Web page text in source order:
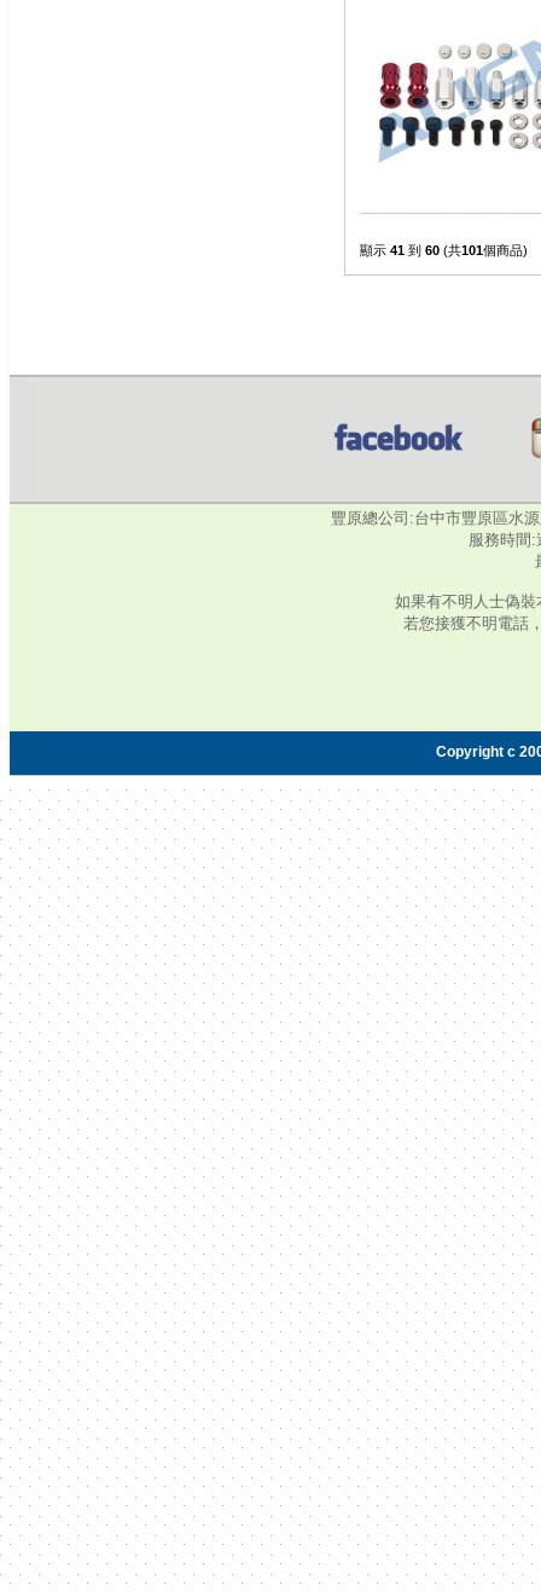
顯示 41 到 60 (共101個商品)
豐原總公司:台中市豐原區水
服務時間:
如果有不明人士偽
若您接獲不明電話
Copyright c